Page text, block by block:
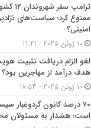
ترامپ
ممنوع کرد؛ سیاست‌های
امنیتی؟
10 ژوئن 2025 - 19:41
لغو الزام دریافت تثبیت
هدف درآمد از مهاجرین بود؟
10 ژوئن 2025 - 18:53
۷۰ درصد کانون گردوغبار
است؛ هشدار به مسئولان